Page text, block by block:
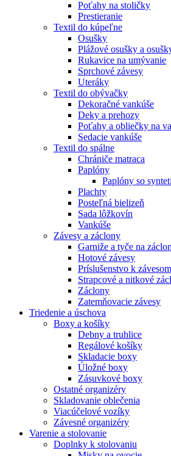
Poťahy na stoličky
Prestieranie
Textil do kúpeľne
Osušky
Plážové osušky a
Rukavice na umývanie
Sprchové závesy
Uteráky
Textil do obývačky
Dekoračné vankúše
Deky a prehozy
Poťahy a obliečky na
Sedacie vankúše
Textil do spálne
Chrániče matraca
Paplóny
Paplóny so
Plachty
Posteľná bielizeň
Sada lôžkovín
Vankúše
Závesy a záclony
Garniže a tyče na
Hotové závesy
Príslušenstvo k závesom
Strapcové a nitkové
Záclony
Zatemňovacie závesy
Triedenie a úschova
Boxy a košíky
Debny a truhlice
Regálové košíky
Skladacie boxy
Úložné boxy
Zásuvkové boxy
Ostatné organizéry
Skladovanie oblečenia
Viacúčelové vozíky
Závesné organizéry
Varenie a stolovanie
Doplnky k stolovaniu